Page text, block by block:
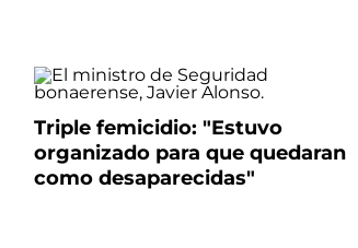
Triple femicidio: "Estuvo
organizado para que quedaran
como desaparecidas"